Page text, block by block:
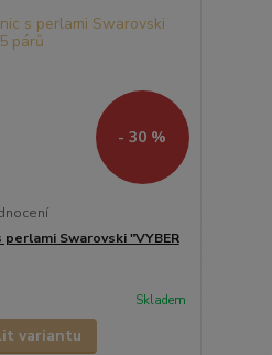
- 30 %
Swarovski "VYBER
Skladem
variantu